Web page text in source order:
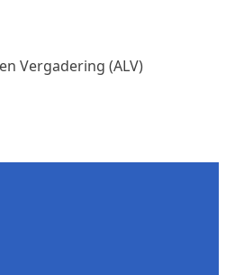
Vergadering (ALV)